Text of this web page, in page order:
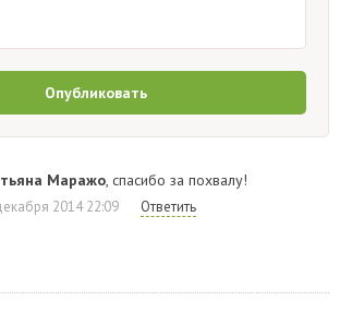
Опубликовать
Маражо, спасибо за похвалу!
2014 22:09 Ответить